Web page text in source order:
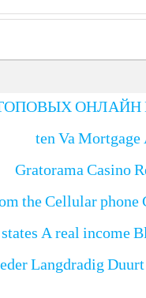
ОНЛАЙН
ten Va
Gratorama Casino
the Cellular
A real income
Langdradig